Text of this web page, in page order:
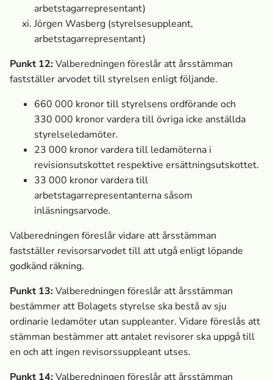
arbetstagarrepresentant)
Jörgen Wasberg (styrelsesuppleant,
arbetstagarrepresentant)
Punkt 12:Valberedningen föreslår att årsstämman
fastställer arvodet till styrelsen enligt följande.
660 000 kronor till styrelsens ordförande och
330 000 kronor vardera till övriga icke anställda
styrelseledamöter.
23 000 kronor vardera till ledamöterna i
revisionsutskottet respektive ersättningsutskottet.
33 000 kronor vardera till
arbetstagarrepresentanterna såsom
inläsningsarvode.
Valberedningen föreslår vidare att årsstämman
fastställer revisorsarvodet till att utgå enligt löpande
godkänd räkning.
Punkt 13:Valberedningen föreslår att årsstämman
bestämmer att Bolagets styrelse ska bestå av sju
ordinarie ledamöter utan suppleanter. Vidare föreslås att
stämman bestämmer att antalet revisorer ska uppgå till
en och att ingen revisorssuppleant utses.
Punkt 14:Valberedningen föreslår att årsstämman